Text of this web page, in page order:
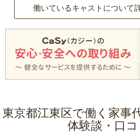
働いているキャストについて
東京都江東区で働く家事
体験談・口コ